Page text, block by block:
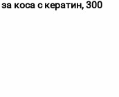
коса с кератин, 300